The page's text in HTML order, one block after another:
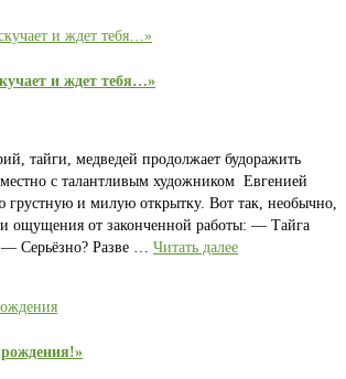
и ждет тебя…»
тайги, медведей продолжает будоражить
с талантливым художником Евгенией
грустную и милую открытку. Вот так, необычно,
ощущения от законченной работы: — Тайга
— Серьёзно? Разве … Читать далее